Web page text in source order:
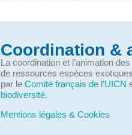
Coordination &
La coordination et l’animation
de ressources espèces
par le Comité français de l’UICN
biodiversité.
Mentions légales & Cookies